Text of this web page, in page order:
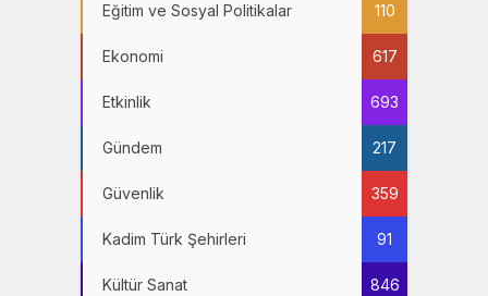
Eğitim ve Sosyal Politikalar 110
Ekonomi 617
Etkinlik 693
Gündem 217
Güvenlik 359
Kadim Türk Şehirleri 91
Kültür Sanat 846